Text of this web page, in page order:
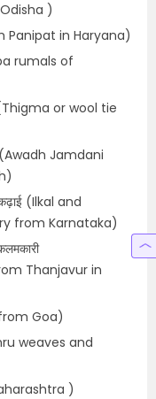
)
Panipat in Haryana)
rumals of
(Thigma or wool tie
(Awadh Jamdani
कढ़ाई (Ilkal and
from Karnataka)
Thanjavur in
from Goa)
weaves and
)